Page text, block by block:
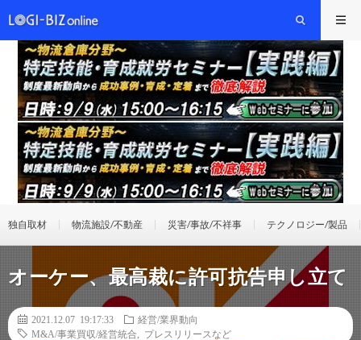
独自取材 物流施設/不動産 災害/事故/不祥事 テクノロジー/製品
オーケー、最高裁に許可抗告申し立て
2021.12.07 19:17:33
経営/業界動向
M&A/事業買収/経営統合
プレスリリースなど